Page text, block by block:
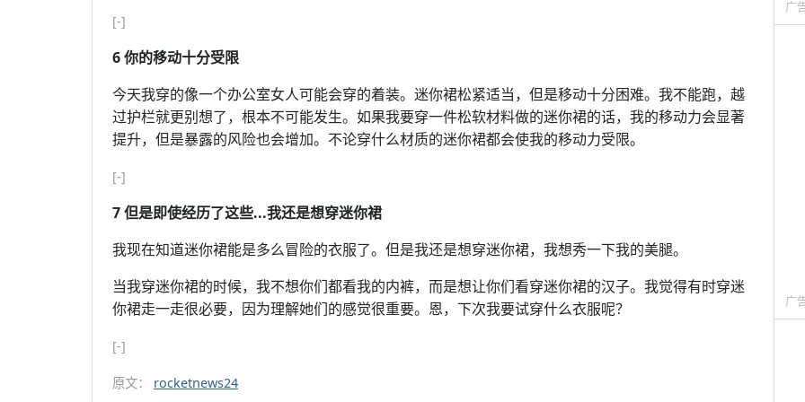
[-]
6 你的移动十分受限
今天我穿的像一个办公室女人可能会穿的着装。迷你裙松紧适当，但是移动十分困难。我不能跑，越
过护栏就更别想了，根本不可能发生。如果我要穿一件松软材料做的迷你裙的话，我的移动力会显著
提升，但是暴露的风险也会增加。不论穿什么材质的迷你裙都会使我的移动力受限。
[-]
7 但是即使经历了这些...我还是想穿迷你裙
我现在知道迷你裙能是多么冒险的衣服了。但是我还是想穿迷你裙，我想秀一下我的美腿。
当我穿迷你裙的时候，我不想你们都看我的内裤，而是想让你们看穿迷你裙的汉子。我觉得有时穿迷
你裙走一走很必要，因为理解她们的感觉很重要。恩，下次我要试穿什么衣服呢？
[-]
原文： rocketnews24
广
广